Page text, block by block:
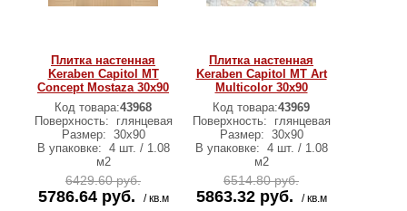
Плитка настенная
Keraben Capitol MT
Concept Mostaza 30x90
Код товара:43968
Поверхность:
глянцевая
Размер: 30х90
В упаковке: 4 шт. / 1.08
м2
6429.60 руб.
5786.64 руб. / кв.м
Плитка настенная
Keraben Capitol MT Art
Multicolor 30x90
Код товара:43969
Поверхность:
глянцевая
Размер: 30х90
В упаковке: 4 шт. / 1.08
м2
6514.80 руб.
5863.32 руб. / кв.м